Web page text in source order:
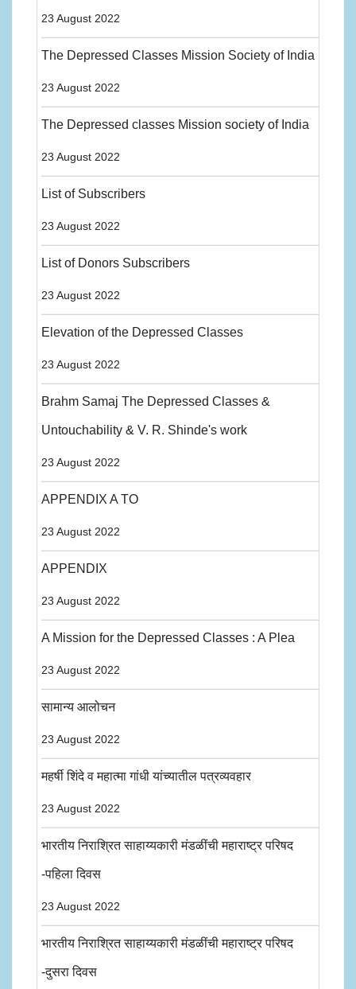
23 August 2022
The Depressed Classes Mission Society of India
23 August 2022
The Depressed classes Mission society of India
23 August 2022
List of Subscribers
23 August 2022
List of Donors Subscribers
23 August 2022
Elevation of the Depressed Classes
23 August 2022
Brahm Samaj The Depressed Classes &
Untouchability & V. R. Shinde's work
23 August 2022
APPENDIX A TO
23 August 2022
APPENDIX
23 August 2022
A Mission for the Depressed Classes : A Plea
23 August 2022
सामान्य आलोचन
23 August 2022
महर्षी शिंदे व महात्मा गांधी यांच्यातील पत्रव्यवहार
23 August 2022
भारतीय निराश्रित साहाय्यकारी मंडळींची महाराष्ट्र परिषद
-पहिला दिवस
23 August 2022
भारतीय निराश्रित साहाय्यकारी मंडळींची महाराष्ट्र परिषद
-दुसरा दिवस